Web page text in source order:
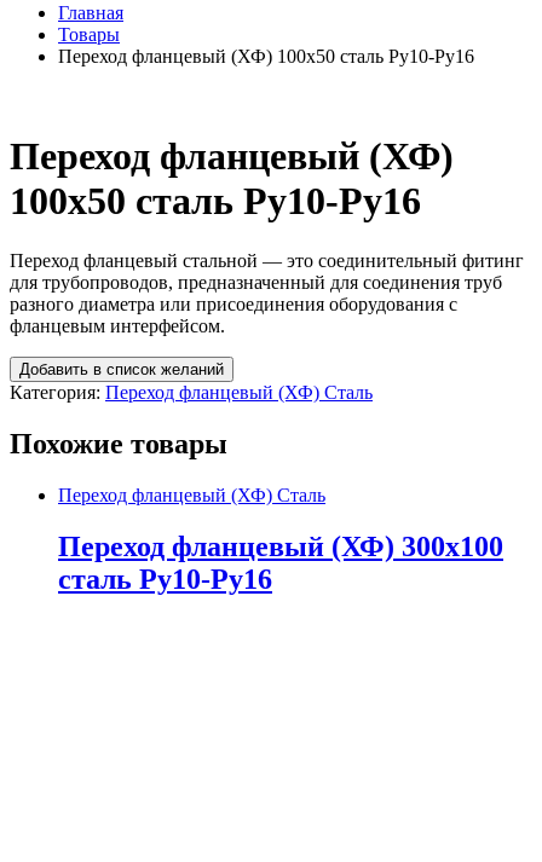
Главная
Товары
Переход фланцевый (ХФ) 100х50 сталь Ру10-Ру16
Переход фланцевый (ХФ)
100х50 сталь Ру10-Ру16
Переход фланцевый стальной — это соединительный фитинг
для трубопроводов, предназначенный для соединения труб
разного диаметра или присоединения оборудования с
фланцевым интерфейсом.
Добавить в список желаний
Категория: Переход фланцевый (ХФ) Сталь
Похожие товары
Переход фланцевый (ХФ) Сталь
Переход фланцевый (ХФ) 300х100
сталь Ру10-Ру16